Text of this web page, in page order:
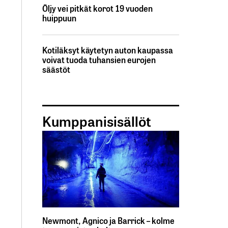
Öljy vei pitkät korot 19 vuoden
huippuun
Kotiläksyt käytetyn auton kaupassa
voivat tuoda tuhansien eurojen
säästöt
Kumppanisisällöt
Newmont, Agnico ja Barrick – kolme